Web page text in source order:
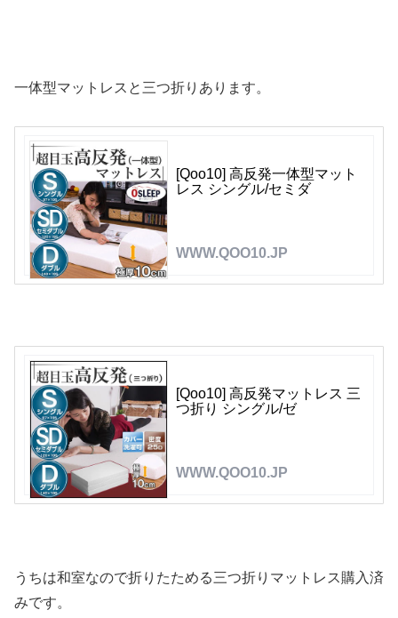
一体型マットレスと三つ折りあります。
[Qoo10] 高反発一体型マット
レス シングル/セミダ
WWW.QOO10.JP
[Qoo10] 高反発マットレス 三
つ折り シングル/ゼ
WWW.QOO10.JP
うちは和室なので折りたためる三つ折りマットレス購入済
みです。